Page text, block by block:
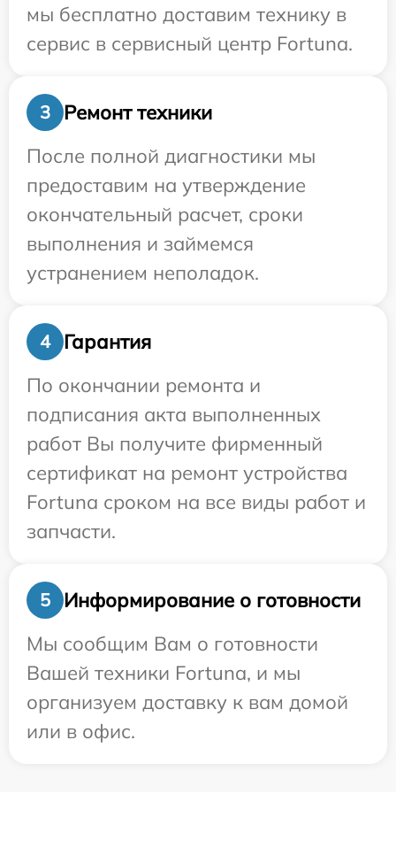
мы бесплатно доставим технику в
сервис в сервисный центр Fortuna.
3
Ремонт техники
После полной диагностики мы
предоставим на утверждение
окончательный расчет, сроки
выполнения и займемся
устранением неполадок.
4
Гарантия
По окончании ремонта и
подписания акта выполненных
работ Вы получите фирменный
сертификат на ремонт устройства
Fortuna сроком на все виды работ и
запчасти.
5
Информирование о готовности
Мы сообщим Вам о готовности
Вашей техники Fortuna, и мы
организуем доставку к вам домой
или в офис.